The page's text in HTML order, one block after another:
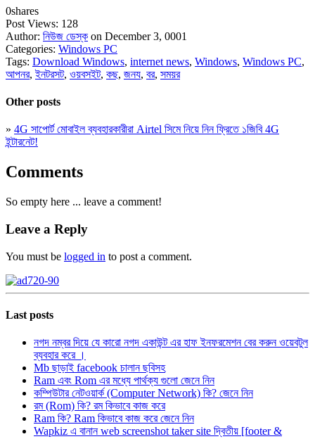
0shares
Post Views: 128
Author: নিউজ ডেস্ক on December 3, 0001
Categories: Windows PC
Tags: Download Windows, internet news, Windows, Windows PC,
আপনর,ইনটরসট, ওয়বসইট, কছ, জনয, বর, সময়র
Other posts
» 4G সাপোর্ট মোবাইল ব্যবহারকারীরা Airtel সিমে নিয়ে নিন ফ্রিতে ১জিবি 4G
ইন্টারনেট!
Comments
So empty here ... leave a comment!
Leave a Reply
You must be logged in to post a comment.
Last posts
নগদ নম্বর দিয়ে যে কারো নগদ একাউন্ট এর হাফ ইনফরমেশন বের করুন ওয়েবটুল
ব্যবহার করে ।
Mb ছাড়াই facebook চালান ছবিসহ
Ram এবং Rom এর মধ্যে পার্থক্য গুলো জেনে নিন
কম্পিউটার নেটওয়ার্ক (Computer Network) কি? জেনে নিন
রম (Rom) কি? রম কিভাবে কাজ করে
Ram কি? Ram কিভাবে কাজ করে জেনে নিন
Wapkiz এ বানান web screenshot taker site দ্বিতীয় [footer &